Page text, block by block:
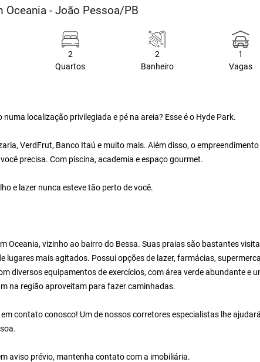
Oceania - João Pessoa/PB
2
Quartos
2
Banheiro
1
Vagas
localização privilegiada e pé na areia? Esse é o Hyde Park.
VerdFrut, Banco Itaú e muito mais. Além disso, o
precisa. Com piscina, academia e espaço gourmet.
e lazer nunca esteve tão perto de você.
Oceania, vizinho ao bairro do Bessa. Suas praias são bastantes
lugares mais agitados. Possui opções de lazer, farmácias,
diversos equipamentos de exercícios, com área verde abundante e
na região aproveitam para fazer caminhadas.
contato conosco! Um de nossos corretores especialistas lhe
aviso prévio, mantenha contato com a imobiliária.